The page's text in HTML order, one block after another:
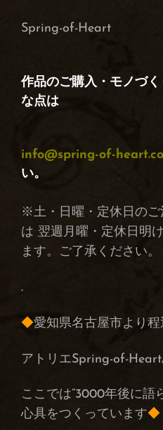
Spring-of-Heart
作品のご購入・モノづ
な点は
info@spring-of-
い。
※土・日曜・定休日の
は 翌週月曜・定休日明
ます。ご了承ください。
.
◆愛知県名古屋市より
アトリエSpring-of-
ここでは”3000年後に語
心具をつくっています◆